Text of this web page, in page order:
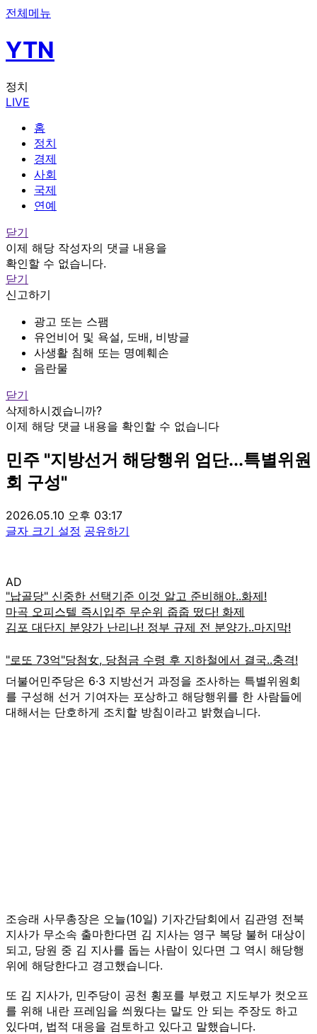
전체메뉴
YTN
정치
LIVE
홈
정치
경제
사회
국제
연예
닫기
이제 해당 작성자의 댓글 내용을
확인할 수 없습니다.
닫기
신고하기
광고 또는 스팸
유언비어 및 욕설, 도배, 비방글
사생활 침해 또는 명예훼손
음란물
닫기
삭제하시겠습니까?
이제 해당 댓글 내용을 확인할 수 없습니다
민주 "지방선거 해당행위 엄단...특별위원
회 구성"
2026.05.10 오후 03:17
글자 크기 설정 공유하기
AD
더불어민주당은 6·3 지방선거 과정을 조사하는 특별위원회
를 구성해 선거 기여자는 포상하고 해당행위를 한 사람들에
대해서는 단호하게 조치할 방침이라고 밝혔습니다.
조승래 사무총장은 오늘(10일) 기자간담회에서 김관영 전북
지사가 무소속 출마한다면 김 지사는 영구 복당 불허 대상이
되고, 당원 중 김 지사를 돕는 사람이 있다면 그 역시 해당행
위에 해당한다고 경고했습니다.
또 김 지사가, 민주당이 공천 횡포를 부렸고 지도부가 컷오프
를 위해 내란 프레임을 씌웠다는 말도 안 되는 주장도 하고
있다며, 법적 대응을 검토하고 있다고 말했습니다.